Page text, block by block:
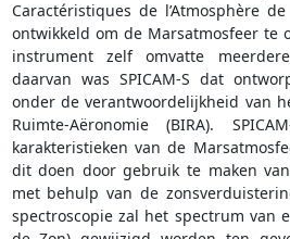
Caractéristiques de l’Atmosphère
ontwikkeld om de Marsatmosfeer te
instrument zelf omvatte
daarvan was SPICAM-S dat
onder de verantwoordelijkheid van
Ruimte-Aëronomie (BIRA).
karakteristieken van de
dit doen door gebruik te maken
met behulp van de
spectroscopie zal het spectrum van